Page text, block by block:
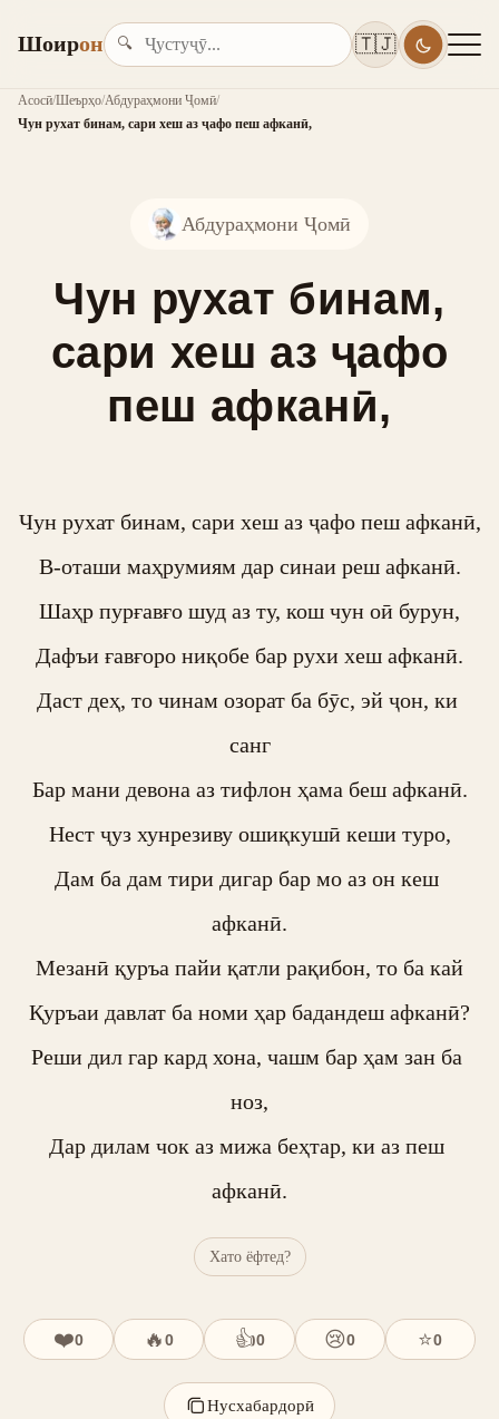
Шоирон 🔍 🇹🇯
Асосӣ/Шеърҳо/Абдураҳмони Ҷомӣ/
Чун рухат бинам, сари хеш аз ҷафо пеш афканӣ,
Абдураҳмони Ҷомӣ
Чун рухат бинам,
сари хеш аз ҷафо
пеш афканӣ,
Чун рухат бинам, сари хеш аз ҷафо пеш афканӣ,
В-оташи маҳрумиям дар синаи реш афканӣ.
Шаҳр пурғавғо шуд аз ту, кош чун оӣ бурун,
Дафъи ғавғоро ниқобе бар рухи хеш афканӣ.
Даст деҳ, то чинам озорат ба бӯс, эй ҷон, ки
санг
Бар мани девона аз тифлон ҳама беш афканӣ.
Нест ҷуз хунрезиву ошиқкушӣ кеши туро,
Дам ба дам тири дигар бар мо аз он кеш
афканӣ.
Мезанӣ қуръа пайи қатли рақибон, то ба кай
Қуръаи давлат ба номи ҳар бадандеш афканӣ?
Реши дил гар кард хона, чашм бар ҳам зан ба
ноз,
Дар дилам чок аз мижа беҳтар, ки аз пеш
афканӣ.
Хато ёфтед?
❤️0 🔥0 👍0 😢0 ⭐0
Нусхабардорӣ